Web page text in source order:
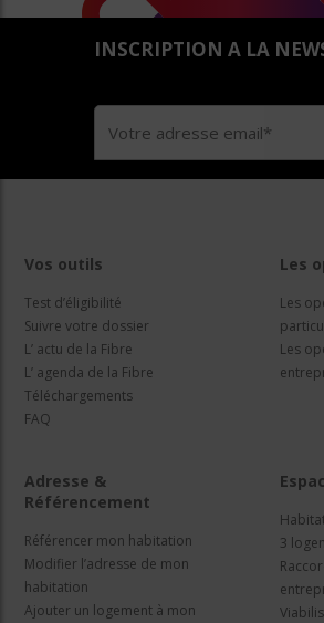
INSCRIPTION A LA
Vos outils
Test d’éligibilité
Suivre votre dossier
L’ actu de la Fibre
L’ agenda de la Fibre
Téléchargements
FAQ
Les
Les
Les
Adresse &
Référencement
Référencer mon habitation
Modifier l’adresse de mon
habitation
Ajouter un logement à mon
3